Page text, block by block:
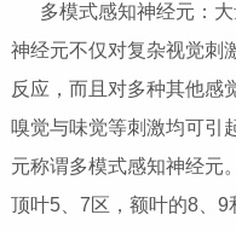
多模式感知神经元：大
神经元不仅对复杂视觉刺
反应，而且对多种其他感
嗅觉与味觉等刺激均可引
元称谓多模式感知神经元
顶叶5、7区，额叶的8、